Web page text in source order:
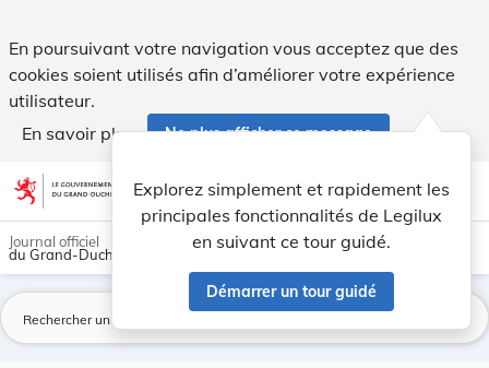
En poursuivant votre navigation vous acceptez que des
cookies soient utilisés afin d’améliorer votre expérience
utilisateur.
En savoir plus
Ne plus afficher ce message
Aller au contenu account_circle help Aide
Explorez simplement et rapidement les
principales fonctionnalités de Legilux
en suivant ce tour guidé.
Démarrer un tour guidé
light_mode dark_mode
Journal officiel
du Grand-Duché de Luxembourg